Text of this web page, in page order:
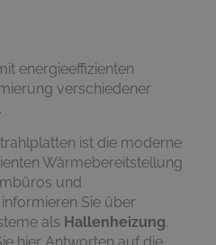
energieeffizienten
verschiedener
ist die moderne
Wärmebereitstellung
und
Sie über
als Hallenheizung.